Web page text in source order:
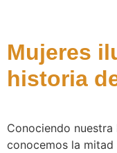
Mujeres
historia
Conociendo
conocemos la